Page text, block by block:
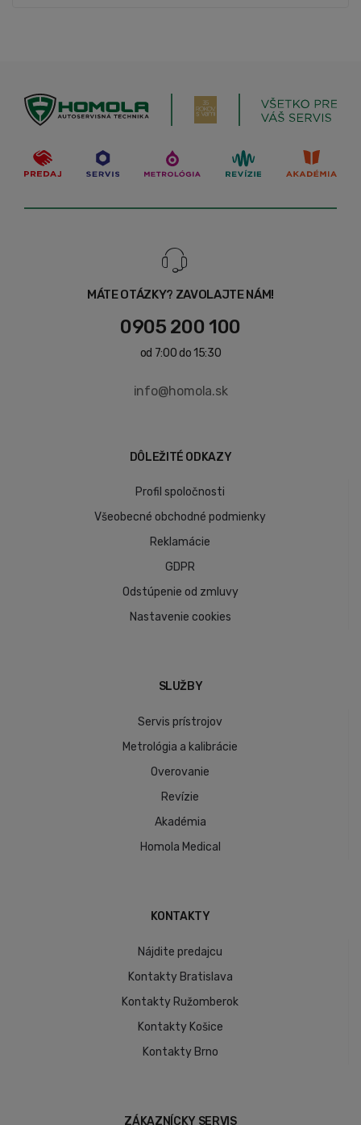
MÁTE OTÁZKY? ZAVOLAJTE NÁM!
0905 200 100
od 7:00 do 15:30
info@homola.sk
DÔLEŽITÉ ODKAZY
Profil spoločnosti
Všeobecné obchodné podmienky
Reklamácie
GDPR
Odstúpenie od zmluvy
Nastavenie cookies
SLUŽBY
Servis prístrojov
Metrológia a kalibrácie
Overovanie
Revízie
Akadémia
Homola Medical
KONTAKTY
Nájdite predajcu
Kontakty Bratislava
Kontakty Ružomberok
Kontakty Košice
Kontakty Brno
ZÁKAZNÍCKY SERVIS